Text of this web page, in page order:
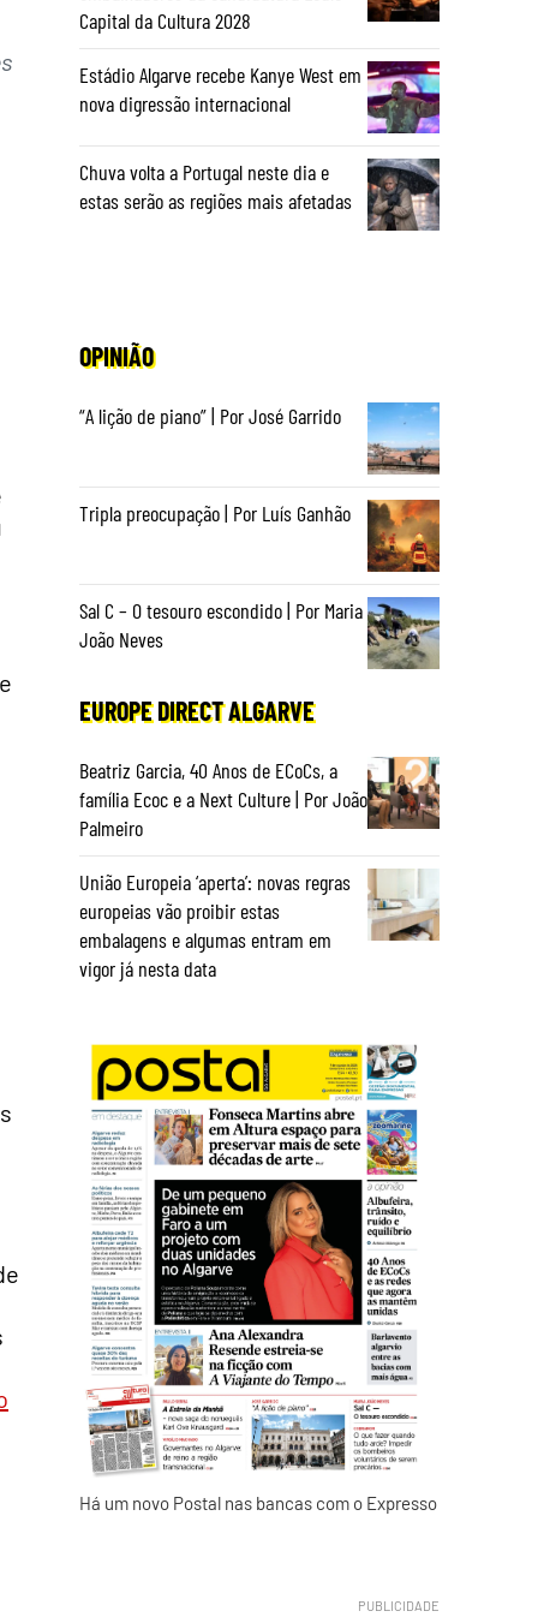
Capital da Cultura 2028
Estádio Algarve recebe Kanye West em
nova digressão internacional
Chuva volta a Portugal neste dia e
estas serão as regiões mais afetadas
OPINIÃO
“A lição de piano” | Por José Garrido
Tripla preocupação | Por Luís Ganhão
Sal C – O tesouro escondido | Por Maria
João Neves
EUROPE DIRECT ALGARVE
Beatriz Garcia, 40 Anos de ECoCs, a
família Ecoc e a Next Culture | Por João
Palmeiro
União Europeia ‘aperta’: novas regras
europeias vão proibir estas
embalagens e algumas entram em
vigor já nesta data
Há um novo Postal nas bancas com o Expresso